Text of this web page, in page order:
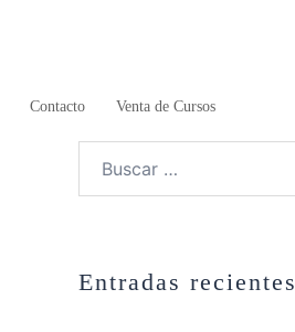
Contacto Venta de Cursos
Entradas recientes